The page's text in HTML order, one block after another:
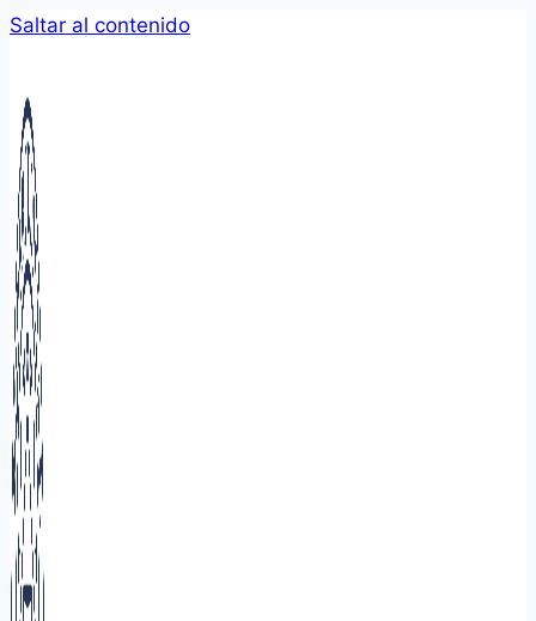
Saltar al contenido